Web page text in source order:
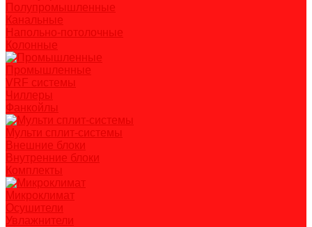
Полупромышленные
Канальные
Напольно-потолочные
Колонные
Промышленные
VRF системы
Чиллеры
Фанкойлы
Мульти сплит-системы
Внешние блоки
Внутренние блоки
Комплекты
Микроклимат
Осушители
Увлажнители